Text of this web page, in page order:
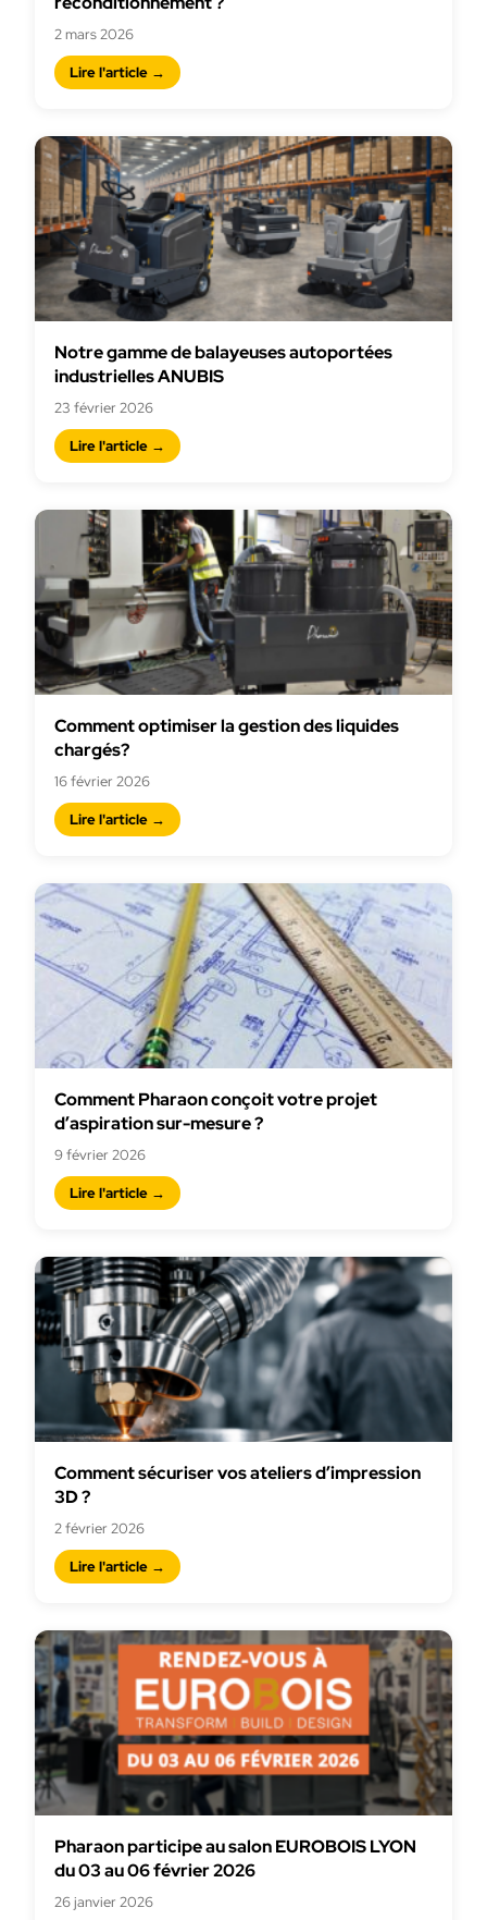
2 mars 2026
Lire l'article →
Notre gamme de balayeuses autoportées
industrielles ANUBIS
23 février 2026
Lire l'article →
Comment optimiser la gestion des liquides
chargés?
16 février 2026
Lire l'article →
Comment Pharaon conçoit votre projet
d’aspiration sur-mesure ?
9 février 2026
Lire l'article →
Comment sécuriser vos ateliers d’impression
3D ?
2 février 2026
Lire l'article →
Pharaon participe au salon EUROBOIS LYON
du 03 au 06 février 2026
26 janvier 2026